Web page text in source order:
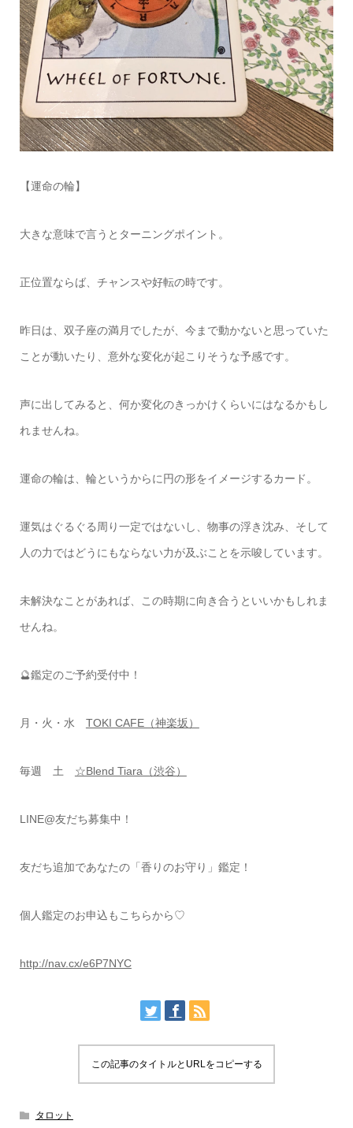
【運命の輪】
大きな意味で言うとターニングポイント。
正位置ならば、チャンスや好転の時です。
昨日は、双子座の満月でしたが、今まで動かないと思っていた
ことが動いたり、意外な変化が起こりそうな予感です。
声に出してみると、何か変化のきっかけくらいにはなるかもし
れませんね。
運命の輪は、輪というからに円の形をイメージするカード。
運気はぐるぐる周り一定ではないし、物事の浮き沈み、そして
人の力ではどうにもならない力が及ぶことを示唆しています。
未解決なことがあれば、この時期に向き合うといいかもしれま
せんね。
🔮鑑定のご予約受付中！
月・火・水 TOKI CAFE（神楽坂）
毎週 土 ☆Blend Tiara（渋谷）
LINE@友だち募集中！
友だち追加であなたの「香りのお守り」鑑定！
個人鑑定のお申込もこちらから♡
http://nav.cx/e6P7NYC
この記事のタイトルとURLをコピーする
タロット